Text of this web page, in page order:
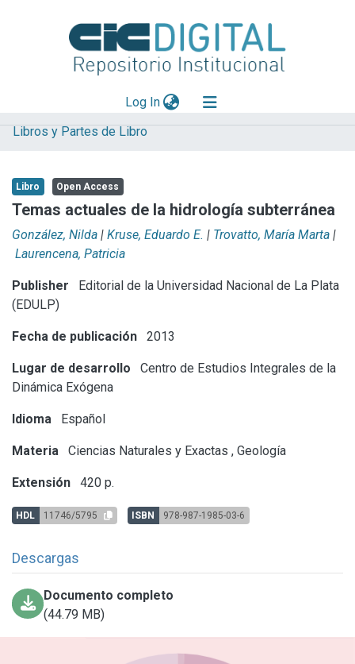
Log In(current)
Explorar
Aportar material
Statistics
Libros y Partes de Libro
Libro Open Access
Temas actuales de la hidrología subterránea
González, Nilda | Kruse, Eduardo E. | Trovatto, María Marta |
Laurencena, Patricia
Publisher
Editorial de la Universidad Nacional de La Plata
(EDULP)
Fecha de publicación 2013
Lugar de desarrollo
Centro de Estudios Integrales de la
Dinámica Exógena
Idioma Español
Materia Ciencias Naturales y Exactas , Geología
Extensión 420 p.
HDL 11746/5795 ISBN 978-987-1985-03-6
Descargas
Documento completo
(44.79 MB)